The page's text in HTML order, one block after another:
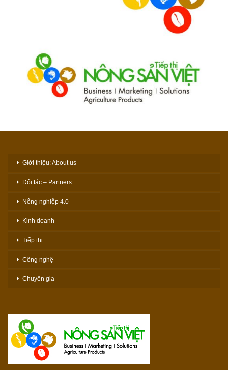
Giới thiệu: About us
Đối tác – Partners
Nông nghiệp 4.0
Kinh doanh
Tiếp thị
Công nghệ
Chuyên gia